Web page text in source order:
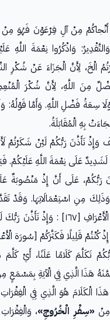
مِنْ آلِ فِرْعَوْنَ فَهُوَ مِنْ
وَاذْكُرُوا نِعْمَةَ اللَّهِ
الْخَ، لِأَنَّ الْجَزَاءَ عَنْ شُكْرِ
مِنَ اللَّهِ، لِأَنَّ شُكْرَ
سِعَةُ فَضْلِ اللَّهِ. وَأَمَّا قَوْلُهُ:
بِهِ الْمُقَابَلَةُ.
وَإِذْ تَأَذَّنَ رَبُّكُمْ لَئِنْ شَكَرْتُمْ
لَشَدِيدٌ عَلَى نِعْمَةَ اللَّهِ عَلَيْكُمْ.
رَبُّكُمْ، عَلَى أَنَّ إِذْ مَنْصُوبَةٌ
مِنِ اسْتِعْمَالَاتِهَا. وَقَدْ
تَعَالَى فِي سُورَةِ الْأَعْرَافِ [١٦٧] :
كُنْتُمْ قَلِيلًا فَكَثَّرَكُمْ [سُورَة
تَكَلَّمَ كَلَامًا عَلَنًا، أَيْ
هَذَا الَّذِي فِي الْآيَةِ بِمَسْمَعٍ
«سِفْرِ الْخُرُوجِ»